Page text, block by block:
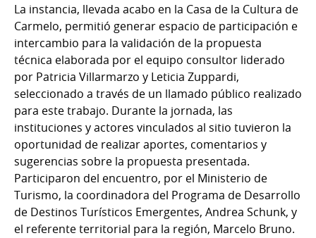
La instancia, llevada acabo en la Casa de la Cultura de
Carmelo, permitió generar espacio de participación e
intercambio para la validación de la propuesta
técnica elaborada por el equipo consultor liderado
por Patricia Villarmarzo y Leticia Zuppardi,
seleccionado a través de un llamado público realizado
para este trabajo. Durante la jornada, las
instituciones y actores vinculados al sitio tuvieron la
oportunidad de realizar aportes, comentarios y
sugerencias sobre la propuesta presentada.
Participaron del encuentro, por el Ministerio de
Turismo, la coordinadora del Programa de Desarrollo
de Destinos Turísticos Emergentes, Andrea Schunk, y
el referente territorial para la región, Marcelo Bruno.